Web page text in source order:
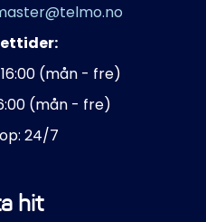
(mån - fre)
(mån - fre)
24/7
hit